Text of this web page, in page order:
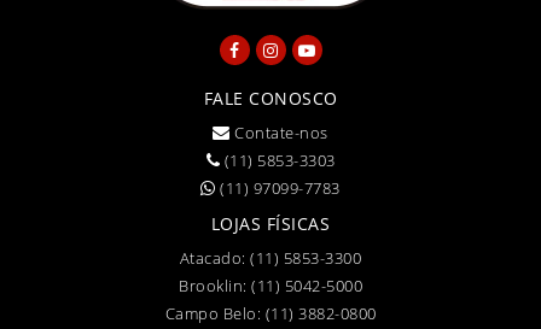
FALE CONOSCO
Contate-nos
(11) 5853-3303
(11) 97099-7783
LOJAS FÍSICAS
Atacado:(11) 5853-3300
Brooklin: (11) 5042-5000
Campo Belo: (11) 3882-0800